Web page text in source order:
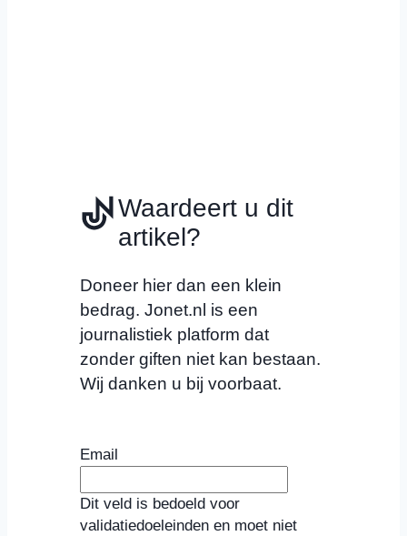
Waardeert u dit
artikel?
Doneer hier dan een klein
bedrag. Jonet.nl is een
journalistiek platform dat
zonder giften niet kan bestaan.
Wij danken u bij voorbaat.
Email
Dit veld is bedoeld voor
validatiedoeleinden en moet niet